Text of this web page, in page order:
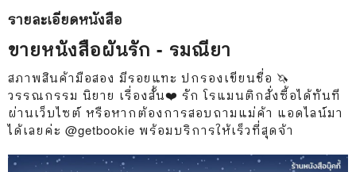
รายละเอียดหนังสือ
ขายหนังสือผันรัก - รมณียา
สภาพสินค้ามือสอง มีรอยแทะ ปกรองเขียนชื่อ 🦄
วรรณกรรม นิยาย เรื่องสั้น❤️ รัก โรแมนติกสั่งซื้อได้ทันที
ผ่านเว็บไซต์ หรือหากต้องการสอบถามแม่ค้า แอดไลน์มา
ได้เลยค่ะ @getbookie พร้อมบริการให้เร็วที่สุดจ้า